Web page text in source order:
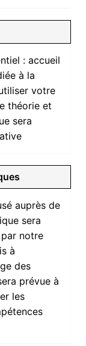
: accueil
à la
votre
théorie et
sera
auprès de
sera
notre
à
des
prévue à
les